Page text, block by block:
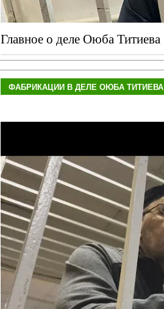
Главное о деле Оюба Титиева
ФАБРИКАЦИИ В ДЕЛЕ ОЮБА ТИТИЕВА